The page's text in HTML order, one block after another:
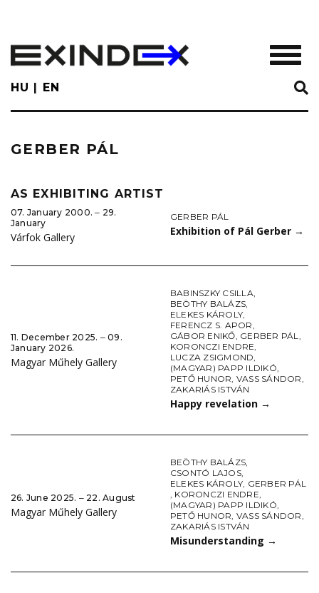
main
content
HU EN
GERBER PÁL
AS EXHIBITING ARTIST
07. January 2000. ‒ 29.
January
Várfok Gallery
GERBER PÁL
Exhibition of Pál Gerber →
11. December 2025. ‒ 09.
January 2026.
Magyar Műhely Gallery
BABINSZKY CSILLA,
BEÖTHY BALÁZS,
ELEKES KÁROLY,
FERENCZ S. APOR,
GÁBOR ENIKŐ, GERBER PÁL,
KORONCZI ENDRE,
LUCZA ZSIGMOND,
(MAGYAR) PAPP ILDIKÓ,
PETŐ HUNOR, VASS SÁNDOR,
ZAKARIÁS ISTVÁN
Happy revelation →
26. June 2025. ‒ 22. August
Magyar Műhely Gallery
BEÖTHY BALÁZS,
CSONTÓ LAJOS,
ELEKES KÁROLY, GERBER PÁL
, KORONCZI ENDRE,
(MAGYAR) PAPP ILDIKÓ,
PETŐ HUNOR, VASS SÁNDOR,
ZAKARIÁS ISTVÁN
Misunderstanding →